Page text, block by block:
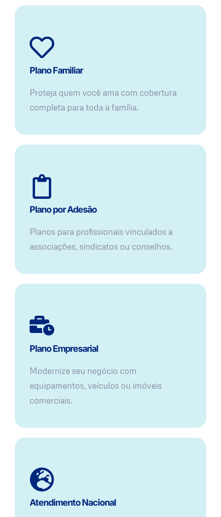
Plano Familiar
Proteja quem você ama com cobertura
completa para toda a família.
Plano por Adesão
Planos para profissionais vinculados a
associações, sindicatos ou conselhos.
Plano Empresarial
Modernize seu negócio com
equipamentos, veículos ou imóveis
comerciais.
Atendimento Nacional